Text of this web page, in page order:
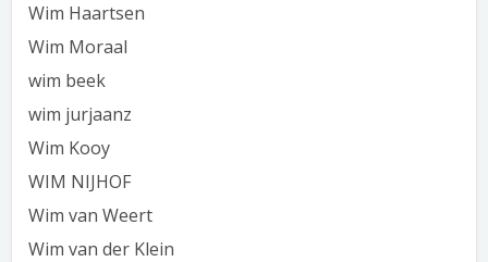
Wim Haartsen
Wim Moraal
wim beek
wim jurjaanz
Wim Kooy
WIM NIJHOF
Wim van Weert
Wim van der Klein